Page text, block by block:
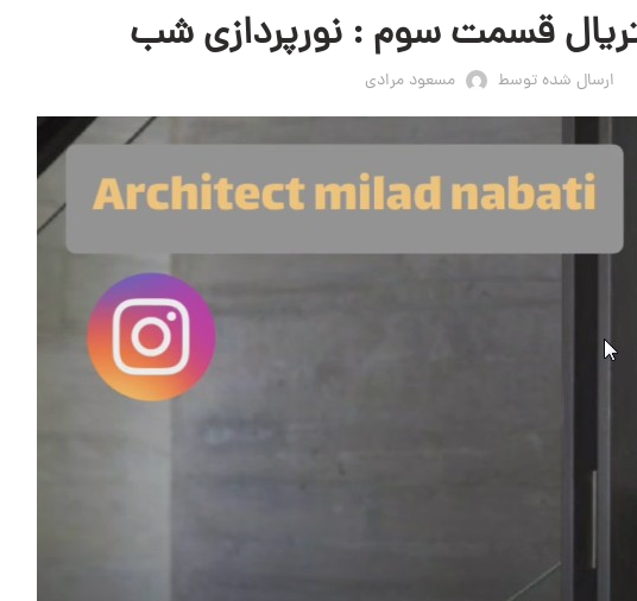
قسمت سوم : نورپردازی شب
ارسال شده توسط مسعود مرادی